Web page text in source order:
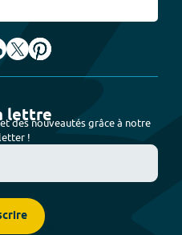
lettre
des nouveautés grâce à notre
!